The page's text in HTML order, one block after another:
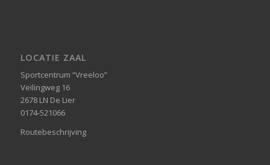
LOCATIE ZAAL
Sportcentrum “Vreeloo”
Veilingweg 16
2678 LN De Lier
0174-521066
Routebeschrijving